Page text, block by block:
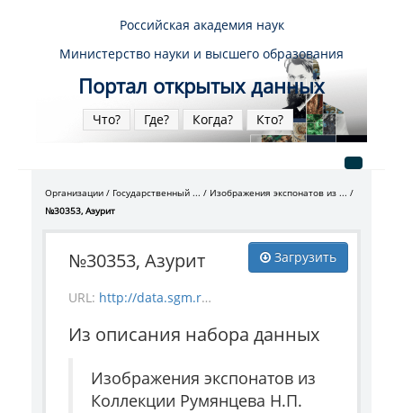
Российская академия наук
Министерство науки и высшего образования
Портал открытых данных
Что? Где? Когда? Кто?
Организации Государственный ...
Изображения экспонатов из ...
№30353, Азурит
Загрузить
№30353, Азурит
URL: http://data.sgm.ru/dataset/e1908605-67c3-4add-a6a7-6c288953c91e/resource/6bb9a53d-6b66-46bd-9f72-43cbfed4d0ac/download/mineral_30353.jpg
Из описания набора данных
Изображения экспонатов из
Коллекции Румянцева Н.П.